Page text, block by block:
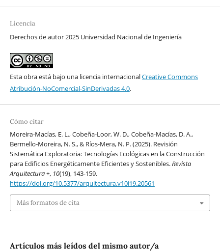
Licencia
Derechos de autor 2025 Universidad Nacional de Ingeniería
Esta obra está bajo una licencia internacionalCreative Commons
Atribución-NoComercial-SinDerivadas 4.0.
Cómo citar
Moreira-Macías, E. L., Cobeña-Loor, W. D., Cobeña-Macías, D. A.,
Bermello-Moreira, N. S., & Ríos-Mera, N. P. (2025). Revisión
Sistemática Exploratoria: Tecnologías Ecológicas en la Construcción
para Edificios Energéticamente Eficientes y Sostenibles.Revista
Arquitectura +, 10(19), 143-159.
https://doi.org/10.5377/arquitectura.v10i19.20561
Más formatos de cita
Artículos más leídos del mismo autor/a